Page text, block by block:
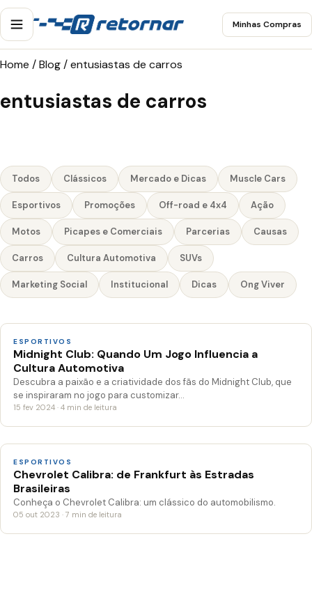
Minhas Compras
Home /Blog/entusiastas de carros
entusiastas de carros
Todos Clássicos Mercado e Dicas Muscle Cars
Esportivos Promoções Off-road e 4x4 Ação
Motos Picapes e Comerciais Parcerias Causas
Carros Cultura Automotiva SUVs
Marketing Social Institucional Dicas Ong Viver
ESPORTIVOS
Midnight Club: Quando Um Jogo Influencia a
Cultura Automotiva
Descubra a paixão e a criatividade dos fãs do Midnight Club, que
se inspiraram no jogo para customizar…
15 fev 2024 · 4 min de leitura
ESPORTIVOS
Chevrolet Calibra: de Frankfurt às Estradas
Brasileiras
Conheça o Chevrolet Calibra: um clássico do automobilismo.
05 out 2023 · 7 min de leitura